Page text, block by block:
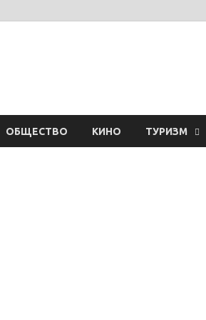
ОБЩЕСТВО КИНО ТУРИЗМ